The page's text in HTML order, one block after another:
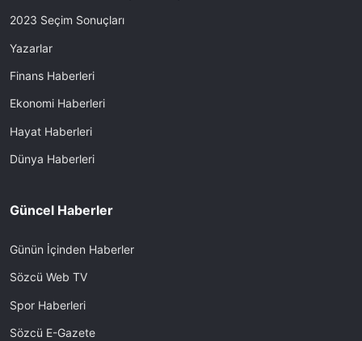
2023 Seçim Sonuçları
Yazarlar
Finans Haberleri
Ekonomi Haberleri
Hayat Haberleri
Dünya Haberleri
Güncel Haberler
Günün İçinden Haberler
Sözcü Web TV
Spor Haberleri
Sözcü E-Gazete